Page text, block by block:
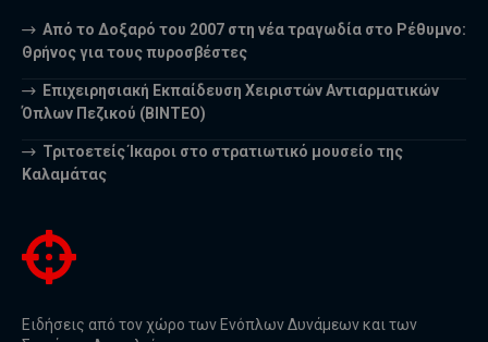
Από το Δοξαρό του 2007 στη νέα τραγωδία στο Ρέθυμνο:
Θρήνος για τους πυροσβέστες
Επιχειρησιακή Εκπαίδευση Χειριστών Αντιαρματικών
Όπλων Πεζικού (ΒΙΝΤΕΟ)
Τριτοετείς Ίκαροι στο στρατιωτικό μουσείο της
Καλαμάτας
Ειδήσεις από τον χώρο των Ενόπλων Δυνάμεων και των